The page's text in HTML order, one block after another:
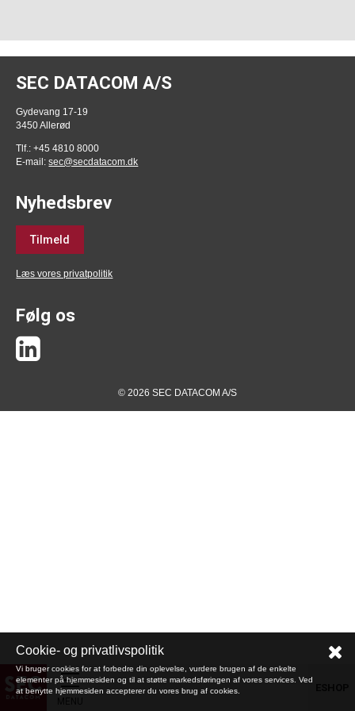
SEC DATACOM A/S
Gydevang 17-19
3450 Allerød
Tlf.: +45 4810 8000
E-mail:sec@secdatacom.dk
Nyhedsbrev
Tilmeld
Læs vores privatpolitik
Følg os
© 2026 SEC DATACOM A/S
Cookie- og privatlivspolitik
Vi bruger cookies for at forbedre din oplevelse, vurdere brugen af de enkelte
elementer på hjemmesiden og til at støtte markedsføringen af vores services. Ved
at benytte hjemmesiden accepterer du vores brug af cookies.